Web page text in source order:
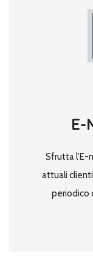
Sfrutta l’E-
attuali
periodico